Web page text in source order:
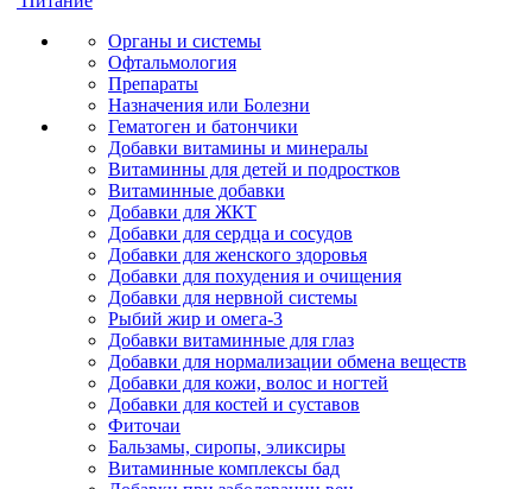
Органы и системы
Офтальмология
Препараты
Назначения или Болезни
Гематоген и батончики
Добавки витамины и минералы
Витаминны для детей и подростков
Витаминные добавки
Добавки для ЖКТ
Добавки для сердца и сосудов
Добавки для женского здоровья
Добавки для похудения и очищения
Добавки для нервной системы
Рыбий жир и омега-3
Добавки витаминные для глаз
Добавки для нормализации обмена веществ
Добавки для кожи, волос и ногтей
Добавки для костей и суставов
Фиточаи
Бальзамы, сиропы, эликсиры
Витаминные комплексы бад